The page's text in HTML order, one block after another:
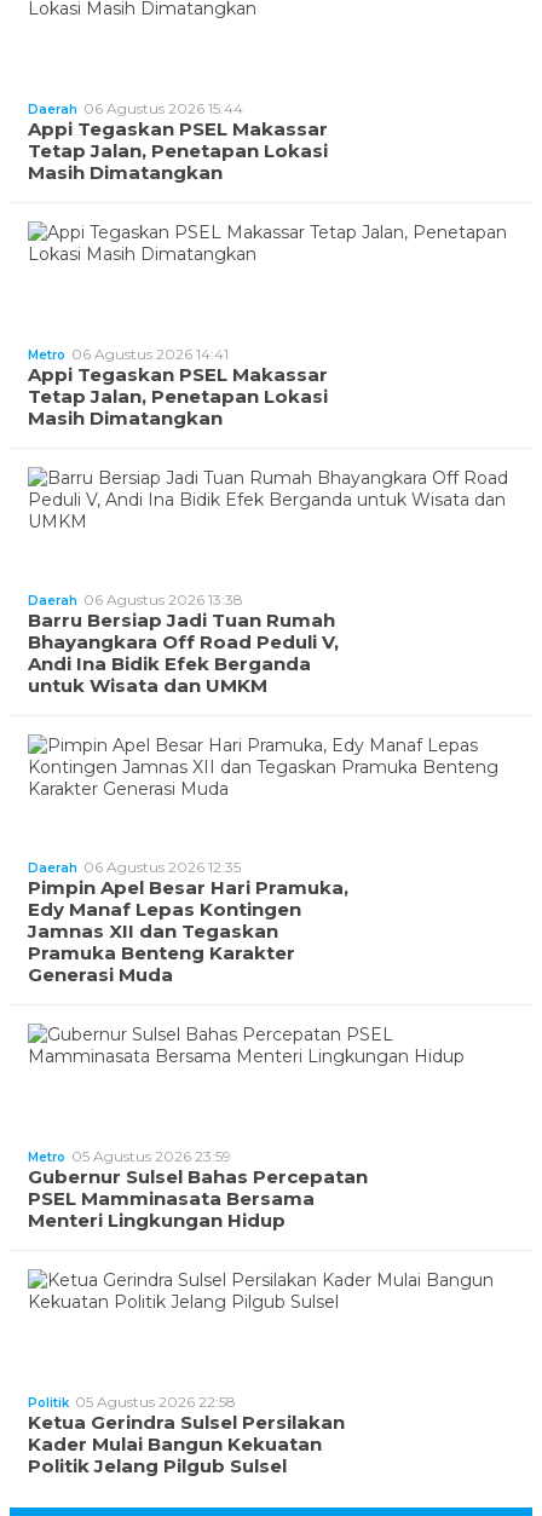
Daerah 06 Agustus 2026 15:44
Appi Tegaskan PSEL Makassar
Tetap Jalan, Penetapan Lokasi
Masih Dimatangkan
Metro 06 Agustus 2026 14:41
Appi Tegaskan PSEL Makassar
Tetap Jalan, Penetapan Lokasi
Masih Dimatangkan
Daerah 06 Agustus 2026 13:38
Barru Bersiap Jadi Tuan Rumah
Bhayangkara Off Road Peduli V,
Andi Ina Bidik Efek Berganda
untuk Wisata dan UMKM
Daerah 06 Agustus 2026 12:35
Pimpin Apel Besar Hari Pramuka,
Edy Manaf Lepas Kontingen
Jamnas XII dan Tegaskan
Pramuka Benteng Karakter
Generasi Muda
Metro 05 Agustus 2026 23:59
Gubernur Sulsel Bahas Percepatan
PSEL Mamminasata Bersama
Menteri Lingkungan Hidup
Politik 05 Agustus 2026 22:58
Ketua Gerindra Sulsel Persilakan
Kader Mulai Bangun Kekuatan
Politik Jelang Pilgub Sulsel